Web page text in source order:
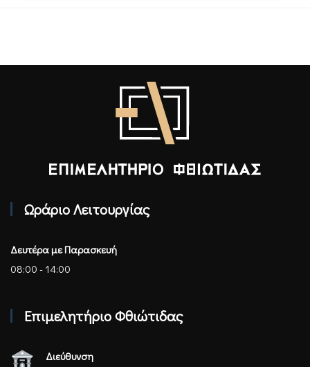
Ωράριο Λειτουργίας
Δευτέρα με Παρασκευή
08:00 - 14:00
Επιμελητήριο Φθιώτιδας
Διεύθυνση